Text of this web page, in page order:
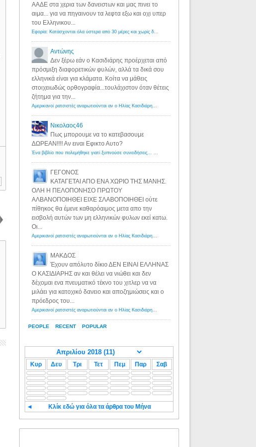
PEOPLE RECENT POPULAR
ΑΑΔΕ στα χερια των δανειστων και μας πινει το
αιμα... για να πηγαινουν τα λεφτα εξω και οχι υπερ
του Ελληνικου...
Εφορία: Κατάσχονται όλα ύστερα από 30 μέρες και χωρίς δικαστικές αποφάσεις - Λόγιος Ερμής
Αντώνης
Δεν ξέρω εάν ο Κασιδιάρης προέρχεται από
πρόσμιξη διαφορετικών φυλών, αλλά τα δικά σου
ελληνικά είναι για κλάματα. Κοίτα να μάθεις
στοιχειωδώς ορθογραφία...τουλάχιστον όταν θέτεις
ζήτημα για την...
Αμερικανοί ρατσιστές αναρωτιούνται αν ο Ηλίας Κασιδιάρης ανήκει στη λευκή φυλή... - Λόγιος Ερμής
Νικολαος46
Πως μπορουμε να το κατεβασουμε
ΔΩΡΕΑΝ!!!! Αν ειναι Εφικτο Αυτο?
Ένα βιβλίο που πολεμήθηκε γιατί ξυπνούσε συνειδήσεις... - Λόγιος Ερμής | Η γνώση ξεκινάει με την αναζήτηση...
ΓΕΓΟΝΟΣ
ΚΑΤΑΓΕΤΑΙ ΑΠΟ ΕΝΑ ΧΩΡΙΟ ΤΗΣ ΜΑΝΗΣ.
ΟΛΗ Η ΠΕΛΟΠΟΝΗΣΟ ΠΡΩΤΟΥ
ΑΛΒΑΝΟΠΟΙΗΘΕΙ ΕΙΧΕ ΣΛΑΒΟΠΟΙΗΘΕΙ ούτε
πίθηκος θα έμενε καθαρόαιμος μετα απο την
εισβολή αυτών των μη ελληνικών φυλων εκεί κατω.
Οι...
Αμερικανοί ρατσιστές αναρωτιούνται αν ο Ηλίας Κασιδιάρης ανήκει στη λευκή φυλή... - Λόγιος Ερμής
ΜΑΚΔΟΣ
Έχουν απόλυτο δίκιο ΔΕΝ ΕΙΝΑΙ ΕΛΛΗΝΑΣ
Ο ΚΑΣΙΔΙΑΡΗΣ αν και θέλει να νιώθει και δεν
δέχομαι ενα πνευματικό τέκνο του χιτλερ να να
μιλάει για κατοχικό δανειο και αποζημιώσεις και ο
πρόεδρος του...
Αμερικανοί ρατσιστές αναρωτιούνται αν ο Ηλίας Κασιδιάρης ανήκει στη λευκή φυλή... - Λόγιος Ερμής
Κυρ Δευ Τρι Τετ Πεμ Παρ Σαβ
◄ Κλίκ εδώ για όλα τα άρθρα του Μήνα